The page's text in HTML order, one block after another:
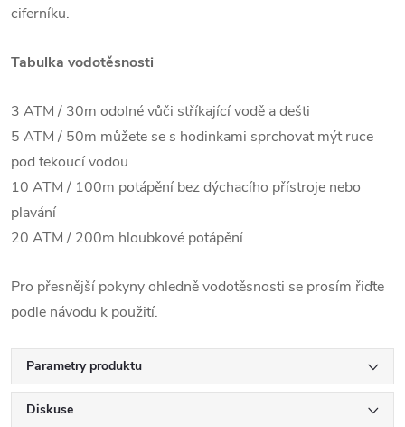
ciferníku.
Tabulka vodotěsnosti
3 ATM / 30m odolné vůči stříkající vodě a dešti
5 ATM / 50m můžete se s hodinkami sprchovat mýt ruce
pod tekoucí vodou
10 ATM / 100m potápění bez dýchacího přístroje nebo
plavání
20 ATM / 200m hloubkové potápění
Pro přesnější pokyny ohledně vodotěsnosti se prosím řiďte
podle návodu k použití.
Parametry produktu
Diskuse